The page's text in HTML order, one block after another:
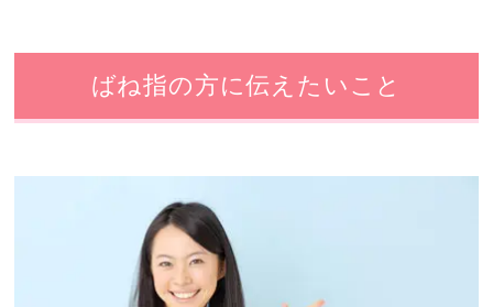
ばね指の方に伝えたいこと